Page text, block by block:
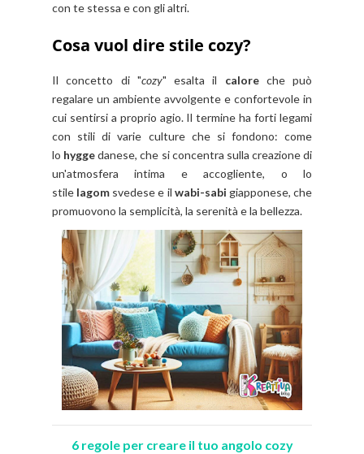
con te stessa e con gli altri.
Cosa vuol dire stile cozy?
Il concetto di "cozy" esalta il caloreche può
regalare un ambiente avvolgente e confortevole in
cui sentirsi a proprio agio. Il termine ha forti legami
con stili di varie culture che si fondono: come
lo hyggedanese, che si concentra sulla creazione di
un'atmosfera intima e accogliente, o lo
stile lagom svedese e il wabi-sabi giapponese, che
promuovono la semplicità, la serenità e la bellezza.
6 regole per creare il tuo angolo cozy